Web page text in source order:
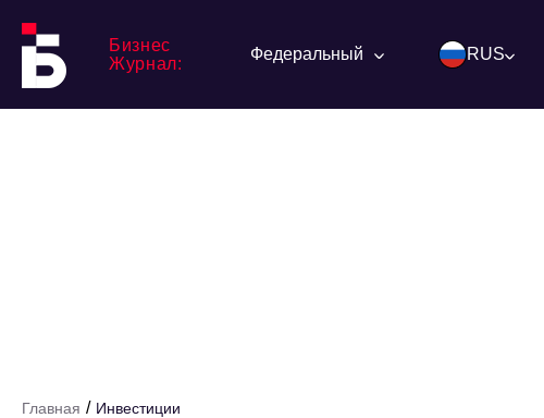
Бизнес
Журнал:
Федеральный RUS
Главная / Инвестиции